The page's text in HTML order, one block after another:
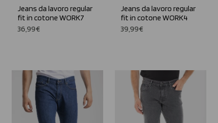
Jeans da lavoro regular
fit in cotone WORK7
36,99€
Jeans da lavoro regular
fit in cotone WORK4
39,99€